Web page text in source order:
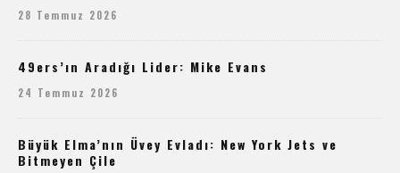
28 Temmuz 2026
49ers’ın Aradığı Lider: Mike Evans
24 Temmuz 2026
Büyük Elma’nın Üvey Evladı: New York Jets ve
Bitmeyen Çile